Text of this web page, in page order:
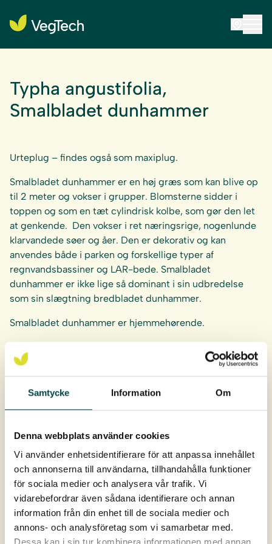
Samtycke Information Om
Denna webbplats använder cookies
Vi använder enhetsidentifierare för att anpassa innehållet
och annonserna till användarna, tillhandahålla funktioner
för sociala medier och analysera vår trafik. Vi
vidarebefordrar även sådana identifierare och annan
information från din enhet till de sociala medier och
annons- och analysföretag som vi samarbetar med.
Typha angustifolia,
Smalbladet dunhammer
Urteplug – findes også som maxiplug.
Smalbladet dunhammer er en høj græs som kan blive op
til 2 meter og vokser i grupper. Blomsterne sidder i
toppen og som en tæt cylindrisk kolbe, som gør den let
at genkende. Den vokser i ret næringsrige, nogenlunde
klarvandede søer og åer. Den er dekorativ og kan
anvendes både i parken og forskellige typer af
regnvandsbassiner og LAR-bede. Smalbladet
dunhammer er ikke lige så dominant i sin udbredelse
som sin slægtning bredbladet dunhammer.
Smalbladet dunhammer er hjemmehørende.
det vigtigt at plante planterne på rette niveau i forhold til
middelvandstanden. Seplante- og plejevejledning.
Anbefalet plantetæthed:
8-10 planter/m².
Rodklumpen er 9 cm dyb og 4 cm i diameter.
Planterne leveres i bakker af 40 stk.
Levering: April-oktober